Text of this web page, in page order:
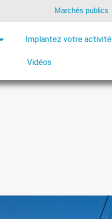
Marchés publics
Implantez votre activité
Vidéos